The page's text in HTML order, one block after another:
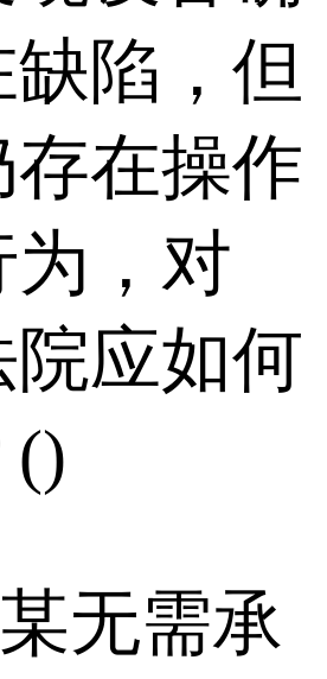
陷，但
在操作
，对
院应如何
()
无需承